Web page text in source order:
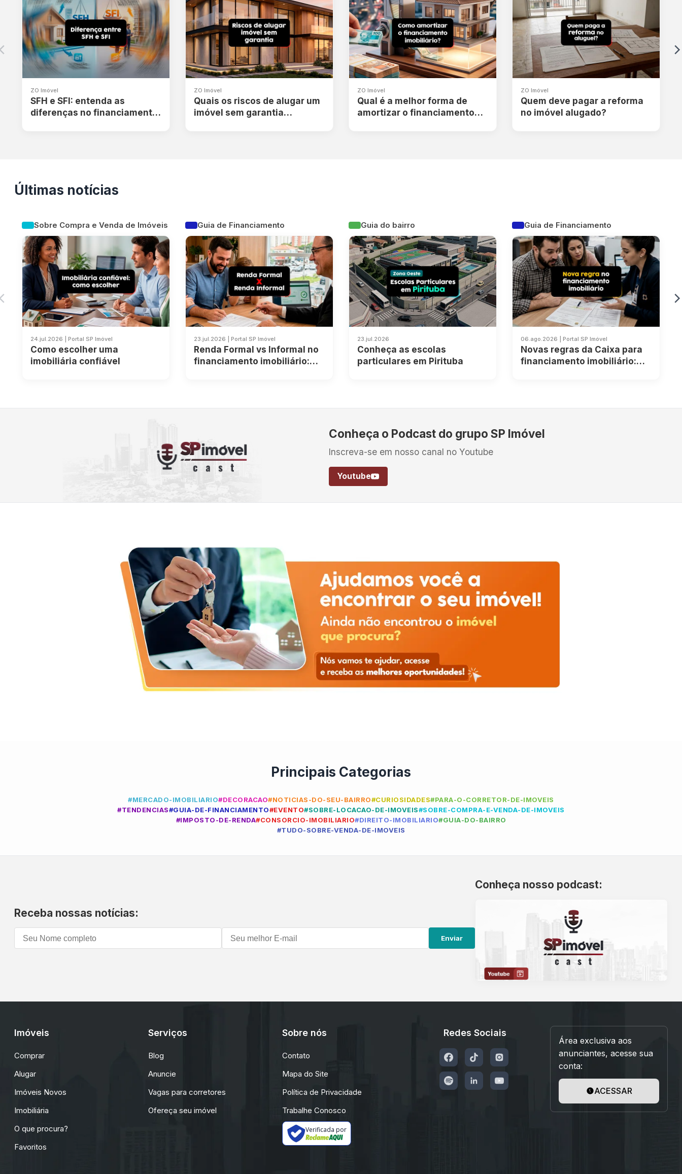
ZO Imóvel
SFH e SFI: entenda as
diferenças no financiamento
ZO Imóvel
Quais os riscos de alugar um
imóvel sem garantia
ZO Imóvel
Qual é a melhor forma de
amortizar o financiamento
ZO Imóvel
Quem deve pagar a reforma
no imóvel alugado?
Últimas notícias
Sobre Compra e Venda de Imóveis
24.jul.2026 | Portal SP Imóvel
Como escolher uma
imobiliária confiável
Guia de Financiamento
23.jul.2026 | Portal SP Imóvel
Renda Formal vs Informal no
financiamento imobiliário:
Guia do bairro
23.jul.2026
Conheça as escolas
particulares em Pirituba
Guia de Financiamento
06.ago.2026 | Portal SP Imóvel
Novas regras da Caixa para
financiamento imobiliário:
Conheça o Podcast do grupo SP Imóvel
Inscreva-se em nosso canal no Youtube
Youtube
Principais Categorias
#MERCADO-IMOBILIARIO#DECORACAO#NOTICIAS-DO-SEU-BAIRRO#CURIOSIDADES#PARA-O-CORRETOR-DE-IMOVEIS
#TENDENCIAS#GUIA-DE-FINANCIAMENTO#EVENTO#SOBRE-LOCACAO-DE-IMOVEIS#SOBRE-COMPRA-E-VENDA-DE-IMOVEIS
#IMPOSTO-DE-RENDA#CONSORCIO-IMOBILIARIO#DIREITO-IMOBILIARIO#GUIA-DO-BAIRRO
#TUDO-SOBRE-VENDA-DE-IMOVEIS
Receba nossas notícias:
Enviar
Conheça nosso podcast:
Imóveis
Comprar
Alugar
Imóveis Novos
Imobiliária
O que procura?
Favoritos
Serviços
Blog
Anuncie
Vagas para corretores
Ofereça seu imóvel
Sobre nós
Contato
Mapa do Site
Política de Privacidade
Trabalhe Conosco
Verificada por
Redes Sociais
Área exclusiva aos
anunciantes, acesse sua
conta:
ACESSAR